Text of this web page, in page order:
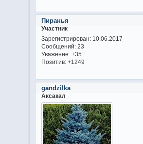
Пиранья
Участник
Зарегистрирован: 10.06.2017
Сообщений:23
Уважение: +35
Позитив: +1249
gandzilka
Аксакал